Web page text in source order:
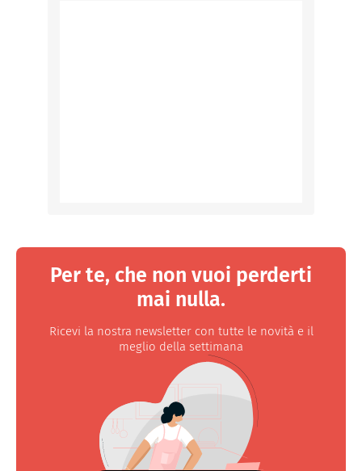
Per te, che non vuoi perderti
mai nulla.
Ricevi la nostra newsletter con tutte le novità e il
meglio della settimana